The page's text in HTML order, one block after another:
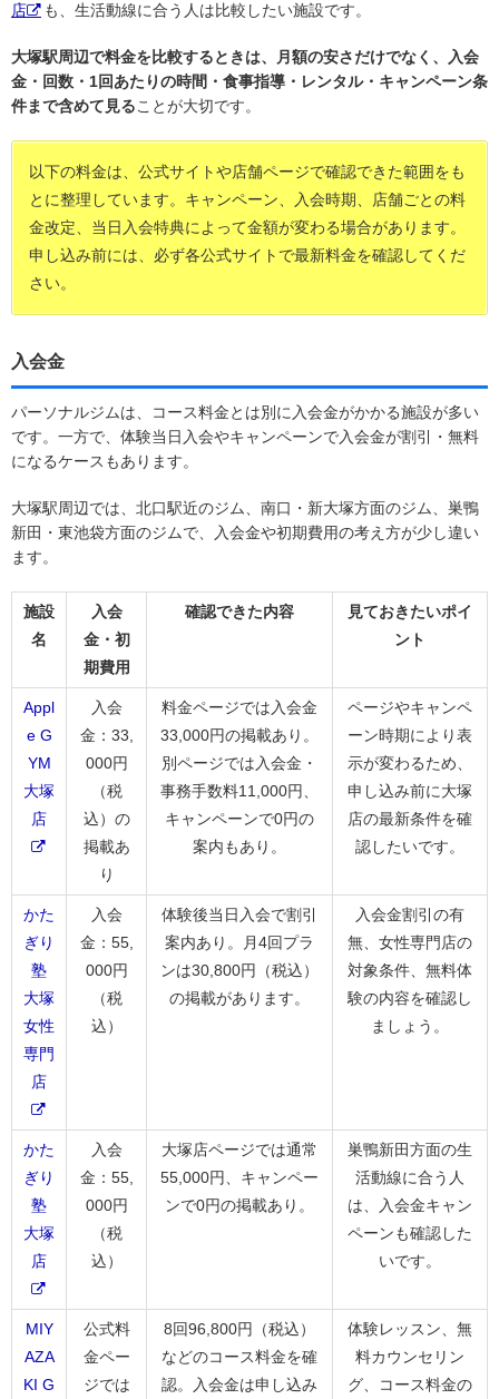
店
も、生活動線に合う人は比較したい施設です。
大塚駅周辺で料金を比較するときは、月額の安さだけでなく、入会
金・回数・1回あたりの時間・食事指導・レンタル・キャンペーン条
件まで含めて見ることが大切です。
以下の料金は、公式サイトや店舗ページで確認できた範囲をも
とに整理しています。キャンペーン、入会時期、店舗ごとの料
金改定、当日入会特典によって金額が変わる場合があります。
申し込み前には、必ず各公式サイトで最新料金を確認してくだ
さい。
入会金
パーソナルジムは、コース料金とは別に入会金がかかる施設が多い
です。一方で、体験当日入会やキャンペーンで入会金が割引・無料
になるケースもあります。
大塚駅周辺では、北口駅近のジム、南口・新大塚方面のジム、巣鴨
新田・東池袋方面のジムで、入会金や初期費用の考え方が少し違い
ます。
施設
名
入会
金・初
期費用
確認できた内容
見ておきたいポイ
ント
Appl
e G
YM
大塚
店
入会
金：33,
000円
（税
込）の
掲載あ
り
料金ページでは入会金
33,000円の掲載あり。
別ページでは入会金・
事務手数料11,000円、
キャンペーンで0円の
案内もあり。
ページやキャンペ
ーン時期により表
示が変わるため、
申し込み前に大塚
店の最新条件を確
認したいです。
かた
ぎり
塾
大塚
女性
専門
店
入会
金：55,
000円
（税
込）
体験後当日入会で割引
案内あり。月4回プラ
ンは30,800円（税込）
の掲載があります。
入会金割引の有
無、女性専門店の
対象条件、無料体
験の内容を確認し
ましょう。
かた
ぎり
塾
大塚
店
入会
金：55,
000円
（税
込）
大塚店ページでは通常
55,000円、キャンペー
ンで0円の掲載あり。
巣鴨新田方面の生
活動線に合う人
は、入会金キャン
ペーンも確認した
いです。
MIY
AZA
KI G
公式料
金ペー
ジでは
8回96,800円（税込）
などのコース料金を確
認。入会金は申し込み
体験レッスン、無
料カウンセリン
グ、コース料金の